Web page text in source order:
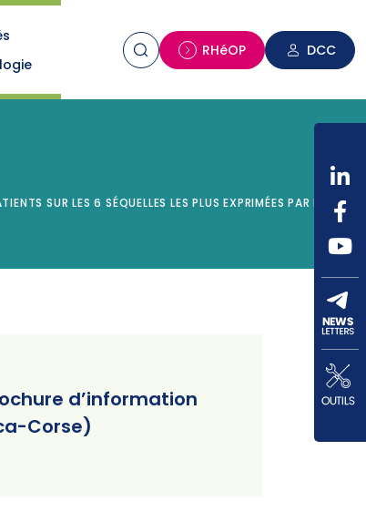
RHéOP DCC
SUR LES 6 SÉQUELLES LES PLUS EXPRIMÉES PAR LES
d’information
Corse)